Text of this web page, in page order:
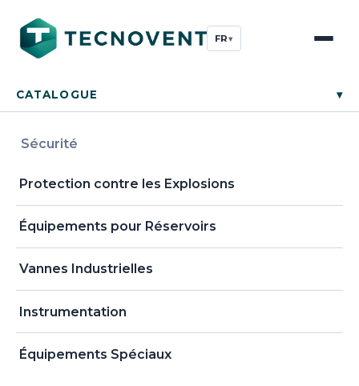
FR▾
CATALOGUE ▾
Sécurité
Protection contre les Explosions
Équipements pour Réservoirs
Vannes Industrielles
Instrumentation
Équipements Spéciaux